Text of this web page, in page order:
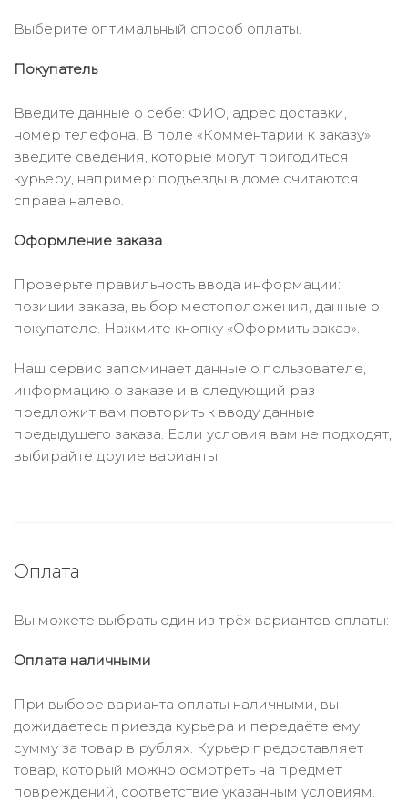
Выберите оптимальный способ оплаты.
Покупатель
Введите данные о себе: ФИО, адрес доставки,
номер телефона. В поле «Комментарии к заказу»
введите сведения, которые могут пригодиться
курьеру, например: подъезды в доме считаются
справа налево.
Оформление заказа
Проверьте правильность ввода информации:
позиции заказа, выбор местоположения, данные о
покупателе. Нажмите кнопку «Оформить заказ».
Наш сервис запоминает данные о пользователе,
информацию о заказе и в следующий раз
предложит вам повторить к вводу данные
предыдущего заказа. Если условия вам не подходят,
выбирайте другие варианты.
Оплата
Вы можете выбрать один из трёх вариантов оплаты:
Оплата наличными
При выборе варианта оплаты наличными, вы
дожидаетесь приезда курьера и передаёте ему
сумму за товар в рублях. Курьер предоставляет
товар, который можно осмотреть на предмет
повреждений, соответствие указанным условиям.